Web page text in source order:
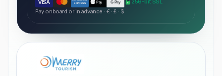
VISA
EXPRESS
Pay G Pay
Pay onboard or in advance · € · £ · $